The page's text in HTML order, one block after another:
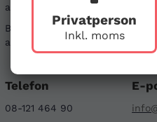
Privatperson
Inkl. moms
av vägledning?
Besök gärna våravanliga frågor
att kontakta oss genom
Telefon
08-121 464 90
E-